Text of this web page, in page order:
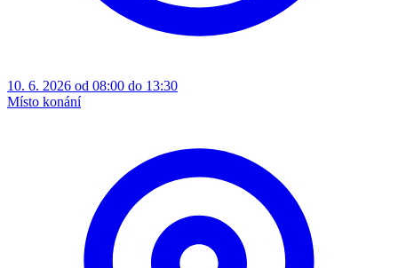
10. 6. 2026 od 08:00 do 13:30
Místo konání